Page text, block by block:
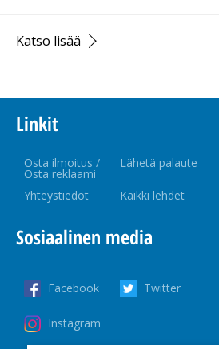
Katso lisää
Linkit
Osta ilmoitus /
Osta reklaami
Lähetä palaute
Yhteystiedot Kaikki lehdet
Sosiaalinen media
Facebook Twitter
Instagram